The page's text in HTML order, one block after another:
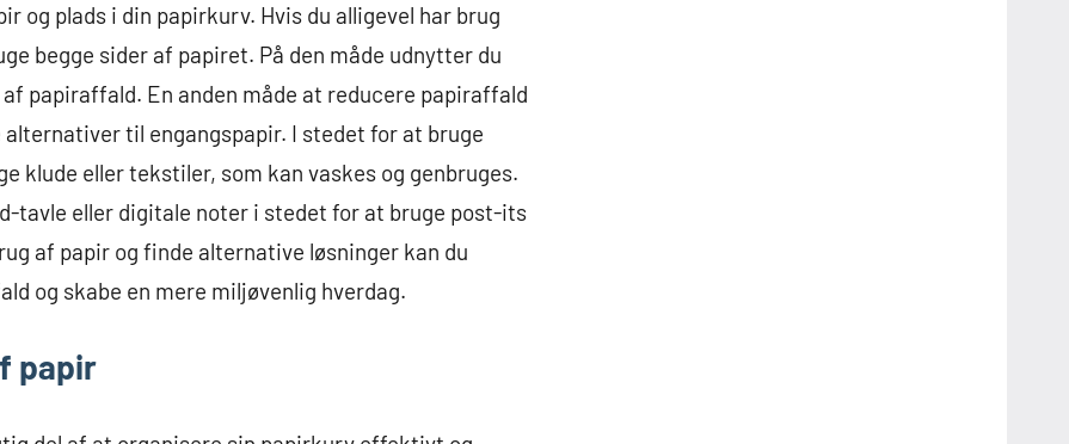
og plads i din papirkurv. Hvis du alligevel har brug
begge sider af papiret. På den måde udnytter du
papiraffald. En anden måde at reducere papiraffald
til engangspapir. I stedet for at bruge
klude eller tekstiler, som kan vaskes og genbruges.
tavle eller digitale noter i stedet for at bruge post-its
af papir og finde alternative løsninger kan du
og skabe en mere miljøvenlig hverdag.
papir